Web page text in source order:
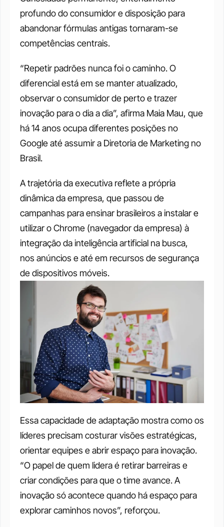
profundo do consumidor e disposição para
abandonar fórmulas antigas tornaram-se
competências centrais.
“Repetir padrões nunca foi o caminho. O
diferencial está em se manter atualizado,
observar o consumidor de perto e trazer
inovação para o dia a dia”, afirma Maia Mau, que
há 14 anos ocupa diferentes posições no
Google até assumir a Diretoria de Marketing no
Brasil.
A trajetória da executiva reflete a própria
dinâmica da empresa, que passou de
campanhas para ensinar brasileiros a instalar e
utilizar o Chrome (navegador da empresa) à
integração da inteligência artificial na busca,
nos anúncios e até em recursos de segurança
de dispositivos móveis.
Essa capacidade de adaptação mostra como os
líderes precisam costurar visões estratégicas,
orientar equipes e abrir espaço para inovação.
“O papel de quem lidera é retirar barreiras e
criar condições para que o time avance. A
inovação só acontece quando há espaço para
explorar caminhos novos”, reforçou.